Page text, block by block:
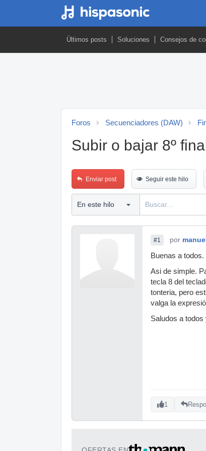
Últimos posts Soluciones Consejos de
Foros Secuenciadores (DAW)
Subir o bajar 8º
Enviar post Seguir este hilo
#1 por
Buenas a todos.
Asi de simple.
tecla 8 del
tonteria, pero
valga la
Saludos a
1